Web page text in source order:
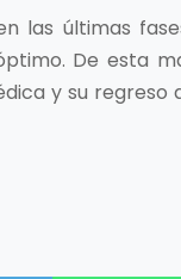
las últimas
De esta
y su